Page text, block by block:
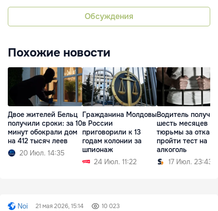
Обсуждения
Похожие новости
Двое жителей Бельц
получили сроки: за 10
минут обокрали дом
на 412 тысяч леев
20 Июл. 14:35
Гражданина Молдовы
в России
приговорили к 13
годам колонии за
шпионаж
24 Июл. 11:22
Водитель получил
шесть месяцев
тюрьмы за отказ
пройти тест на
алкоголь
17 Июл. 23:43
Noi 21 мая 2026, 15:14 10 023